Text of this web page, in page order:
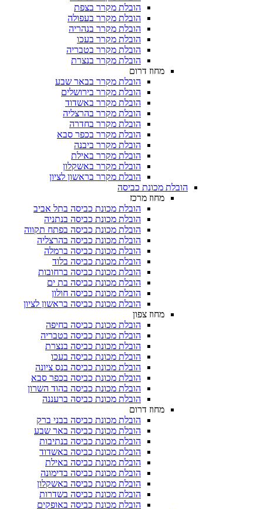
הובלת מקרר בצפת
הובלת מקרר בעפולה
הובלת מקרר בנהריה
הובלת מקרר בעכו
הובלת מקרר בטבריה
הובלת מקרר בנצרת
מחוז דרום
הובלת מקרר בבאר שבע
הובלת מקרר בירושלים
הובלת מקרר באשדוד
הובלת מקרר בהרצליה
הובלת מקרר בחדרה
הובלת מקרר בכפר סבא
הובלת מקרר ביבנה
הובלת מקרר באילת
הובלת מקרר באשקלון
הובלת מקרר בראשון לציון
הובלת מכונת כביסה
מחוז מרכז
הובלת מכונת כביסה בתל אביב
הובלת מכונת כביסה בנתניה
הובלת מכונת כביסה בפתח תקווה
הובלת מכונת כביסה בהרצליה
הובלת מכונת כביסה ברמלה
הובלת מכונת כביסה בלוד
הובלת מכונת כביסה ברחובות
הובלת מכונת כביסה בת ים
הובלת מכונת כביסה חולון
הובלת מכונת כביסה בראשון לציון
מחוז צפון
הובלת מכונת כביסה בחיפה
הובלת מכונת כביסה בטבריה
הובלת מכונת כביסה בנצרת
הובלת מכונת כביסה בעכו
הובלת מכונת כביסה בנס ציונה
הובלת מכונת כביסה בכפר סבא
הובלת מכונת כביסה בהוד השרון
הובלת מכונת כביסה ברעננה
מחוז דרום
הובלת מכונת כביסה בבני ברק
הובלת מכונת כביסה באר שבע
הובלת מכונת כביסה בנתיבות
הובלת מכונת כביסה באשדוד
הובלת מכונת כביסה באילת
הובלת מכונת כביסה בדימונה
הובלת מכונת כביסה באשקלון
הובלת מכונת כביסה בשדרות
הובלת מכונת כביסה באופקים